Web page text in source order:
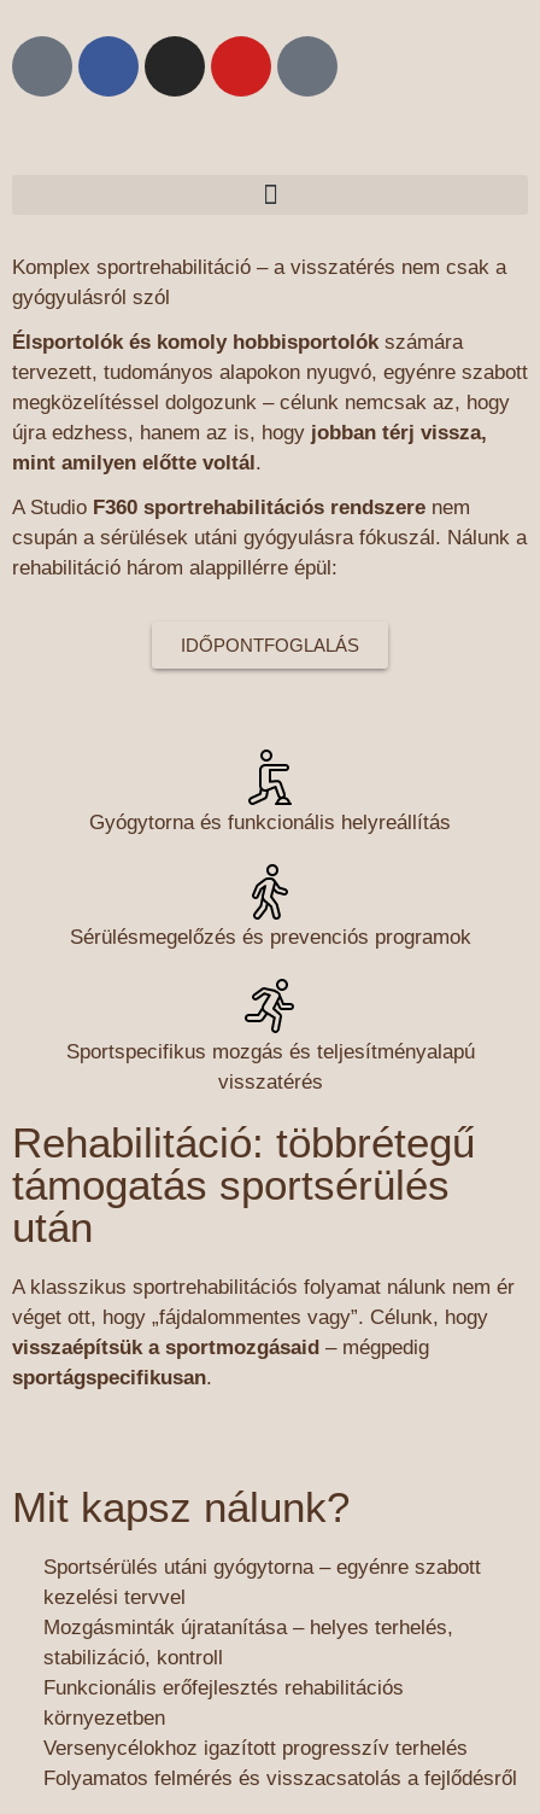
Komplex sportrehabilitáció – a visszatérés nem csak a
gyógyulásról szól
Élsportolók és komoly hobbisportolókszámára
tervezett, tudományos alapokon nyugvó, egyénre szabott
megközelítéssel dolgozunk – célunk nemcsak az, hogy
újra edzhess, hanem az is, hogy jobban térj vissza,
mint amilyen előtte voltál.
A Studio F360 sportrehabilitációs rendszere nem
csupán a sérülések utáni gyógyulásra fókuszál. Nálunk a
rehabilitáció három alappillérre épül:
IDŐPONTFOGLALÁS
Gyógytorna és funkcionális helyreállítás
Sérülésmegelőzés és prevenciós programok
Sportspecifikus mozgás és teljesítményalapú
visszatérés
Rehabilitáció: többrétegű
támogatás sportsérülés
után
A klasszikus sportrehabilitációs folyamat nálunk nem ér
véget ott, hogy „fájdalommentes vagy”. Célunk, hogy
visszaépítsük a sportmozgásaid – mégpedig
sportágspecifikusan.
Mit kapsz nálunk?
Sportsérülés utáni gyógytorna – egyénre szabott
kezelési tervvel
Mozgásminták újratanítása – helyes terhelés,
stabilizáció, kontroll
Funkcionális erőfejlesztés rehabilitációs
környezetben
Versenycélokhoz igazított progresszív terhelés
Folyamatos felmérés és visszacsatolás a fejlődésről